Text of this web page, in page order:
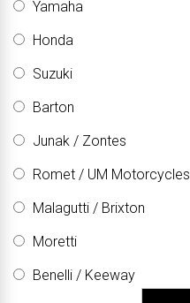
Yamaha
Honda
Suzuki
Barton
Junak / Zontes
Romet / UM Motorcycles
Malagutti / Brixton
Moretti
Benelli / Keeway